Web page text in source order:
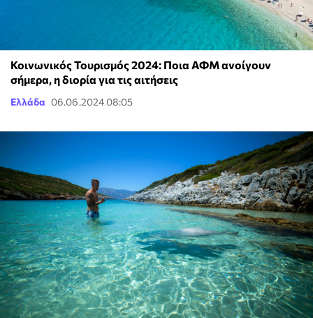
Κοινωνικός Τουρισμός 2024: Ποια ΑΦΜ ανοίγουν
σήμερα, η διορία για τις αιτήσεις
Ελλάδα 06.06.2024 08:05